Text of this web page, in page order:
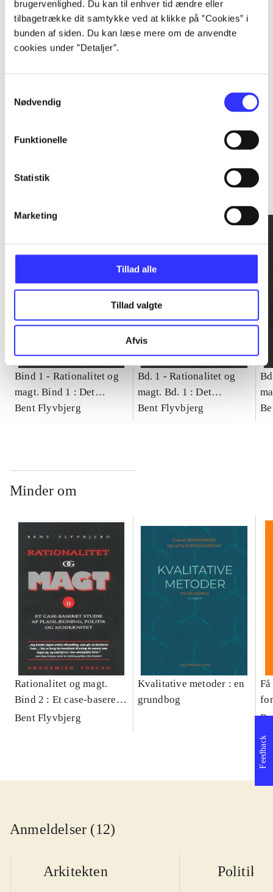
brugervenlighed. Du kan til enhver tid ændre eller
tilbagetrække dit samtykke ved at klikke på ”Cookies” i
bunden af siden. Du kan læse mere om de anvendte
cookies under ”Detaljer”.
Nødvendig
Funktionelle
Statistik
Marketing
Tillad alle
Tillad valgte
Afvis
...
Bind 1 - Rationalitet og
magt. Bind 1 : Det
konkretes videnskab
Bent Flyvbjerg
Bd. 1 -Rationalitet og
magt. Bd. 1 : Det
konkretes videnskab
Bent Flyvbjerg
Minder om
Rationalitet og magt.
Bind 2 : Et case-baseret
studie af planlægning,
Bent Flyvbjerg
Kvalitative metoder : en
grundbog
Anmeldelser (12)
Arkitekten Politiken
Feedback